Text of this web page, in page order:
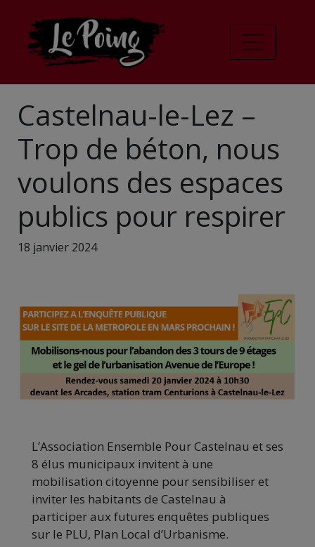
Castelnau-le-Lez –
Trop de béton, nous
voulons des espaces
publics pour respirer
18 janvier 2024
L’Association Ensemble Pour Castelnau et ses
8 élus municipaux invitent à une
mobilisation citoyenne pour sensibiliser et
inviter les habitants de Castelnau à
participer aux futures enquêtes publiques
sur le PLU, Plan Local d’Urbanisme.